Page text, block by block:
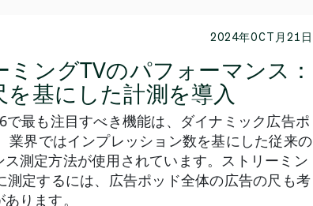
2024年OCT月21日
ミングTVのパフォーマンス：
を基にした計測を導入
で最も注目すべき機能は、ダイナミック広告ポ
業界ではインプレッション数を基にした従来の
ス測定方法が使用されています。ストリーミン
測定するには、広告ポッド全体の広告の尺も考
ります。